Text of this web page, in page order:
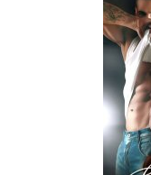
ЭЛЬФИЙКИ.
ДИЛОГИЯ